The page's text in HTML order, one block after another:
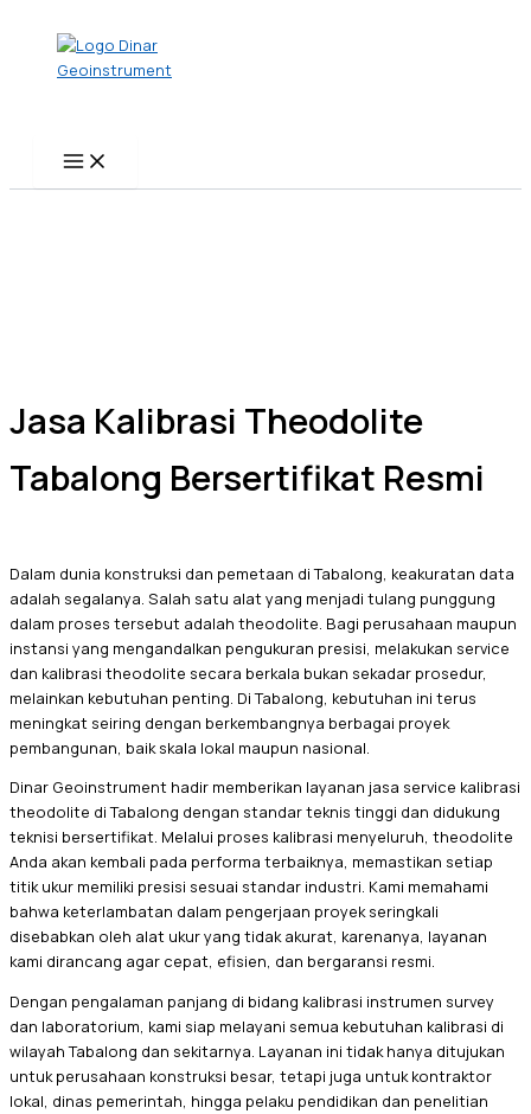
content
Jasa Kalibrasi Theodolite
Tabalong Bersertifikat Resmi
Dalam dunia konstruksi dan pemetaan di Tabalong, keakuratan data
adalah segalanya. Salah satu alat yang menjadi tulang punggung
dalam proses tersebut adalah theodolite. Bagi perusahaan maupun
instansi yang mengandalkan pengukuran presisi, melakukan service
dan kalibrasi theodolite secara berkala bukan sekadar prosedur,
melainkan kebutuhan penting. Di Tabalong, kebutuhan ini terus
meningkat seiring dengan berkembangnya berbagai proyek
pembangunan, baik skala lokal maupun nasional.
Dinar Geoinstrument hadir memberikan layanan jasa service kalibrasi
theodolite di Tabalong dengan standar teknis tinggi dan didukung
teknisi bersertifikat. Melalui proses kalibrasi menyeluruh, theodolite
Anda akan kembali pada performa terbaiknya, memastikan setiap
titik ukur memiliki presisi sesuai standar industri. Kami memahami
bahwa keterlambatan dalam pengerjaan proyek seringkali
disebabkan oleh alat ukur yang tidak akurat, karenanya, layanan
kami dirancang agar cepat, efisien, dan bergaransi resmi.
Dengan pengalaman panjang di bidang kalibrasi instrumen survey
dan laboratorium, kami siap melayani semua kebutuhan kalibrasi di
wilayah Tabalong dan sekitarnya. Layanan ini tidak hanya ditujukan
untuk perusahaan konstruksi besar, tetapi juga untuk kontraktor
lokal, dinas pemerintah, hingga pelaku pendidikan dan penelitian